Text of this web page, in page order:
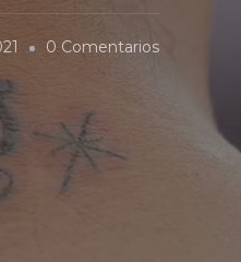
0 ComentariosEn